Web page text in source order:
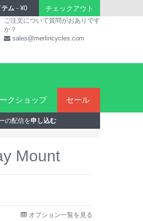
テム - ¥0 チェックアウト
ご注文について質問がおありです
か？
sales@merlincycles.com
クショップ セール
の配信を申し込む
Mount
オプション一覧を見る